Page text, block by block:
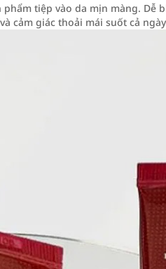
tiệp vào da mịn màng. Dễ
cảm giác thoải mái suốt cả